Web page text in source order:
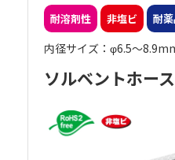
ペイントフ
（アース線入
耐溶剤性 非塩ビ 耐
内径サイズ：φ6.5～
ソルベントホー